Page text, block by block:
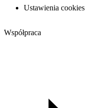
Ustawienia cookies
Współpraca